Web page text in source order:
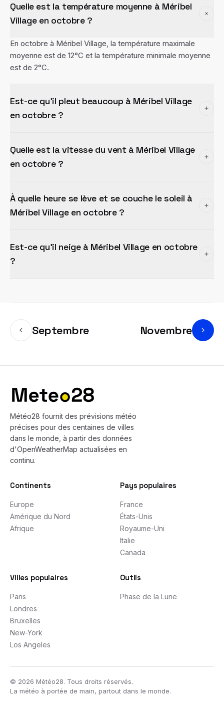
Quelle est la température moyenne à Méribel
Village en octobre ?
En octobre à Méribel Village, la température maximale
moyenne est de 12°C et la température minimale moyenne
est de 2°C.
Est-ce qu'il pleut beaucoup à Méribel Village
en octobre ?
Quelle est la vitesse du vent à Méribel Village
en octobre ?
À quelle heure se lève et se couche le soleil à
Méribel Village en octobre ?
Est-ce qu'il neige à Méribel Village en octobre
?
Septembre Novembre
Météo28 fournit des prévisions météo
précises pour des centaines de villes
dans le monde, à partir des données
d'OpenWeatherMap actualisées en
continu.
Continents
Europe
Amérique du Nord
Afrique
Pays populaires
France
États-Unis
Royaume-Uni
Italie
Canada
Villes populaires
Paris
Londres
Bruxelles
New-York
Los Angeles
Outils
Phase de la Lune
© 2026 Météo28. Tous droits réservés.
La météo à portée de main, partout dans le monde.